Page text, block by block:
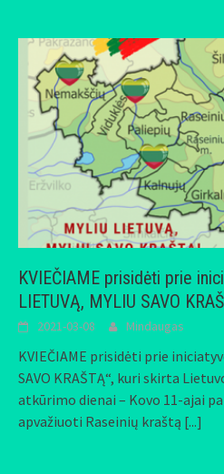
KVIEČIAME prisidėti prie
LIETUVĄ, MYLIU SAVO
2021-03-08 Mindaugas
KVIEČIAME prisidėti prie
SAVO KRAŠTĄ“, kuri skirta
atkūrimo dienai – Kovo 11-ajai
apvažiuoti Raseinių kraštą [...]